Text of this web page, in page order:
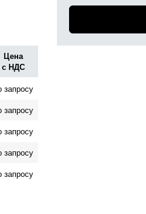
Цена
с НДС
запросу
запросу
запросу
запросу
запросу